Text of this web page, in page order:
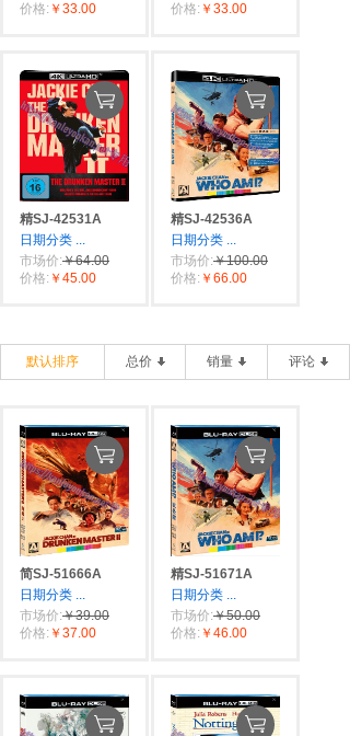
价格: ￥33.00
价格: ￥33.00
精SJ-42531A
日期分类 ...
市场价:￥64.00
价格: ￥45.00
精SJ-42536A
日期分类 ...
市场价:￥100.00
价格: ￥66.00
默认排序 总价 销量 评论
简SJ-51666A
日期分类 ...
市场价:￥39.00
价格: ￥37.00
精SJ-51671A
日期分类 ...
市场价:￥50.00
价格: ￥46.00